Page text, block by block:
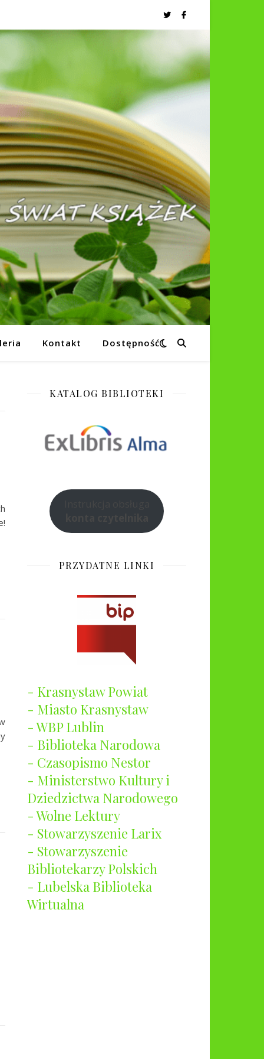
Kontakt Dostępność
KATALOG BIBLIOTEKI
PRZYDATNE LINKI
- Krasnystaw Powiat
- Miasto Krasnystaw
- WBP Lublin
- Biblioteka Narodowa
- Czasopismo Nestor
- Ministerstwo Kultury i
Dziedzictwa Narodowego
- Wolne Lektury
- Stowarzyszenie Larix
- Stowarzyszenie
Bibliotekarzy Polskich
- Lubelska Biblioteka
Wirtualna